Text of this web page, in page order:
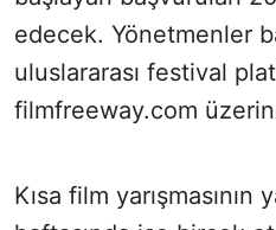
edecek. Yönetmenler
uluslararası festival
filmfreeway.com
Kısa film yarışmasının